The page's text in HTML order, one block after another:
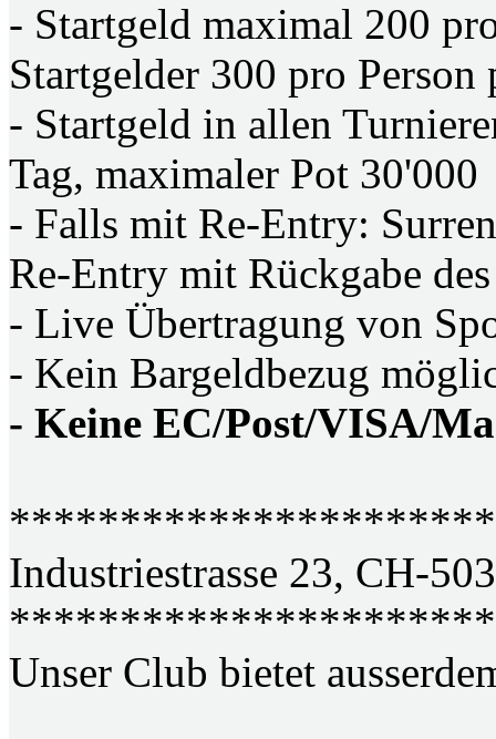
- Startgeld maximal 200
Startgelder 300 pro
- Startgeld in allen
Tag, maximaler Pot 30'000
- Falls mit Re-Entry:
Re-Entry mit Rückgabe
- Live Übertragung von
- Kein Bargeldbezug
- Keine EC/Post/VISA/
Industriestrasse 23, CH-
Unser Club bietet